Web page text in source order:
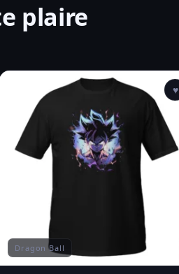
plaire
Dragon Ball
♥